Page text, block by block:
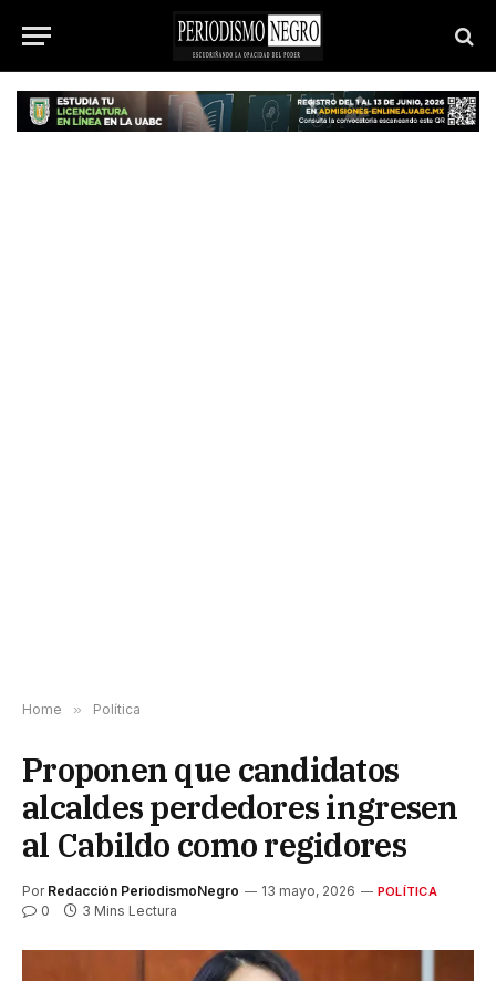
Home » Política
Proponen que candidatos
alcaldes perdedores ingresen
al Cabildo como regidores
Por Redacción PeriodismoNegro 13 mayo, 2026 POLÍTICA
0 3 Mins Lectura